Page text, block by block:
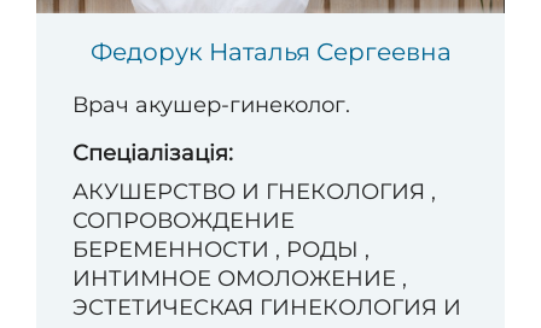
Федорук Наталья Сергеевна
Врач акушер-гинеколог.
Спеціалізація:
АКУШЕРСТВО И ГНЕКОЛОГИЯ ,
СОПРОВОЖДЕНИЕ
БЕРЕМЕННОСТИ , РОДЫ ,
ИНТИМНОЕ ОМОЛОЖЕНИЕ ,
ЭСТЕТИЧЕСКАЯ ГИНЕКОЛОГИЯ И